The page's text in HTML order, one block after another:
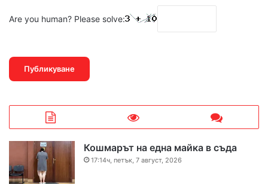
Are you human? Please solve:
Кошмарът на една майка в съда
17:14ч, петък, 7 август, 2026